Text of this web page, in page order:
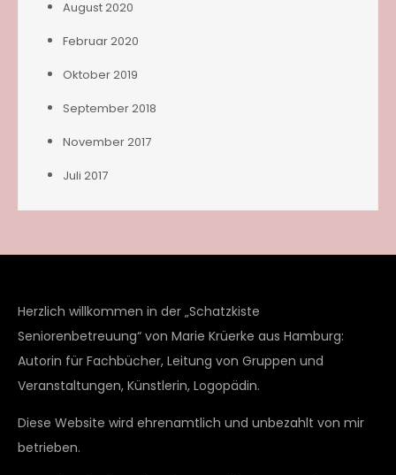
August 2020
Februar 2020
Oktober 2019
September 2018
November 2017
Juli 2017
Herzlich willkommen in der „Schatzkiste
Seniorenbetreuung“ von Marie Krüerke aus Hamburg:
Autorin für Fachbücher, Leitung von Gruppen und
Veranstaltungen, Künstlerin, Logopädin.
Diese Website wird ehrenamtlich und unbezahlt von mir
betrieben.